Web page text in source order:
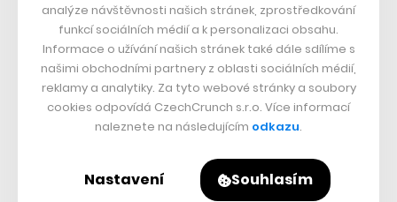
analýze návštěvnosti našich stránek, zprostředkování
funkcí sociálních médií a k personalizaci obsahu.
Informace o užívání našich stránek také dále sdílíme s
našimi obchodními partnery z oblasti sociálních médií,
reklamy a analytiky. Za tyto webové stránky a soubory
cookies odpovídá CzechCrunch s.r.o. Více informací
naleznete na následujícím odkazu.
Nastavení Souhlasím